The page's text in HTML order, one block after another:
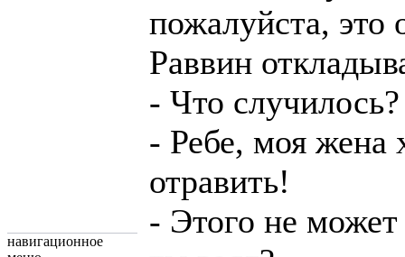
навигационное
пожалуйста, это
Раввин
- Что случилось?
- Ребе, моя жена
отравить!
- Этого не